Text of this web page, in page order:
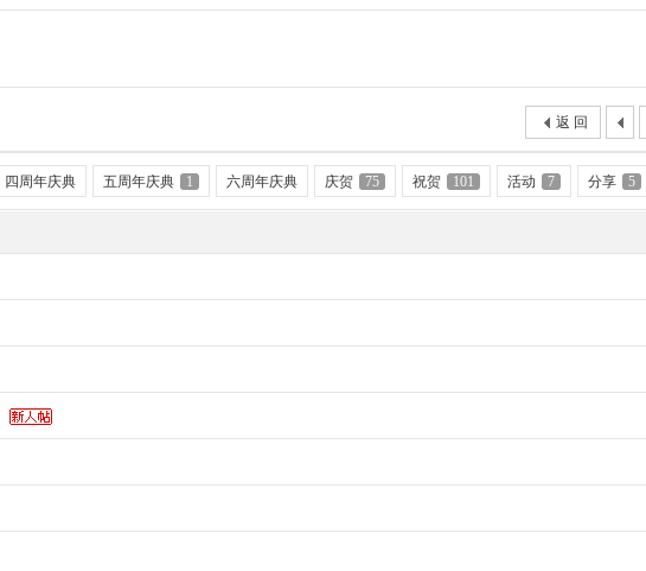
返 回
四周年庆典 五周年庆典 1 六周年庆典 庆贺 75 祝贺 101 活动 7 分享 5